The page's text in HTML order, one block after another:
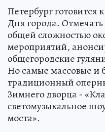
Петербург готовится
Дня города.
общей сложностью
мероприятий,
общегородские
Но самые массовые и
традиционный
Зимнего дворца -
светомузыкальное
моста».